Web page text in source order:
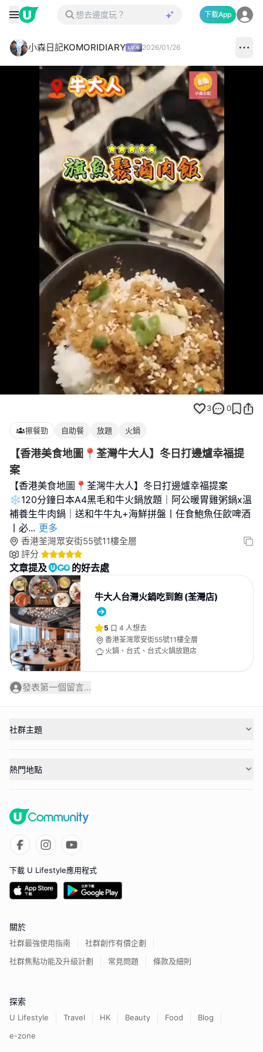
下載App
小森日記KOMORIDIARY 2026/01/26
Loaded :
100.00%
3 0
擦餐勁 自助餐 放題 火鍋
【香港美食地圖📍荃灣牛大人】冬日打邊爐幸福提
案
【香港美食地圖📍荃灣牛大人】冬日打邊爐幸福提案
❄️120分鐘日本A4黑毛和牛火鍋放題｜阿公暖胃雞粥鍋x溫
補養生牛肉鍋｜送和牛牛丸+海鮮拼盤丨任食鮑魚任飲啤酒
丨必... 更多
香港荃灣眾安街55號11樓全層
評分
文章提及 的好去處
牛大人台灣火鍋吃到飽 (荃灣店)
5 4 人想去
香港荃灣眾安街55號11樓全層
火鍋、台式、台式火鍋放題店
發表第一個留言...
社群主題
熱門地點
下載 U Lifestyle應用程式
關於
社群最強使用指南
社群創作有價企劃
社群焦點功能及升級計劃
常見問題 條款及細則
探索
U Lifestyle Travel HK Beauty Food
Blog
e-zone